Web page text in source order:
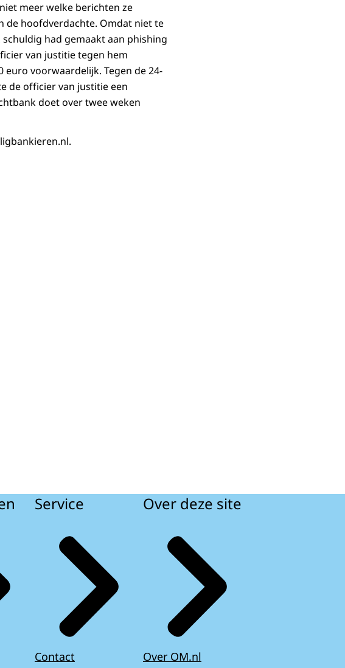
meer welke berichten ze
de hoofdverdachte. Omdat niet te
had gemaakt aan phishing
van justitie tegen hem
voorwaardelijk. Tegen de 24-
de officier van justitie een
doet over twee weken
Service
Contact
Over deze site
Over OM.nl